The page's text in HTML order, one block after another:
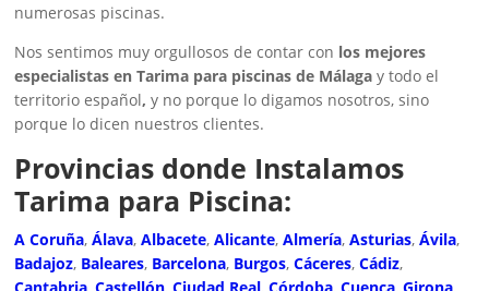
numerosas piscinas.
Nos sentimos muy orgullosos de contar con los mejores
especialistas en Tarima para piscinas de Málaga y todo el
territorio español, y no porque lo digamos nosotros, sino
porque lo dicen nuestros clientes.
Provincias donde Instalamos
Tarima para Piscina:
A Coruña,Álava,Albacete,Alicante,Almería,Asturias,Ávila,
Badajoz, Baleares, Barcelona, Burgos,Cáceres,Cádiz,